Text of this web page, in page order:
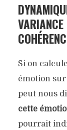
VARIANCE
Si on
émotion sur
peut nous
cette
pourrait